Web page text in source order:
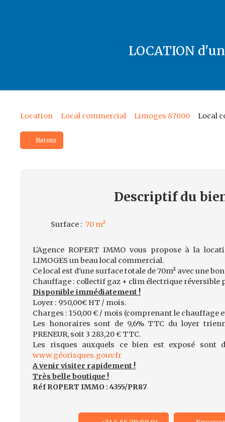
LOCATION
Location Local commercial Limoges 87000 Local
Retour
Descriptifdu
Surface : 70 m²
L'Agence ROPERT IMMO vous propose à la
LIMOGES un beau local commercial.
Ce local est d'une surface totale de 70m² avec une
Chauffage : collectif gaz + clim électrique réversible
Disponible immédiatement !
Loyer : 950,00€ HT / mois.
Charges : 150,00 € / mois (comprenant le chauffage
Les honoraires sont de 9,6% TTC du loyer
PRENEUR, soit 3 283,20 € TTC.
Les risques auxquels ce bien est exposé sont
www.géorisques.gouv.fr
A venir visiter rapidement !
Très belle boutique !
Réf ROPERT IMMO : 4355/PR87